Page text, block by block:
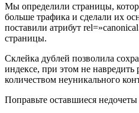
Мы определили страницы,
больше трафика и сделали их
поставили атрибут
страницы.
Склейка дублей позволила
индексе, при этом не
количеством неуникального
Поправьте оставшиеся